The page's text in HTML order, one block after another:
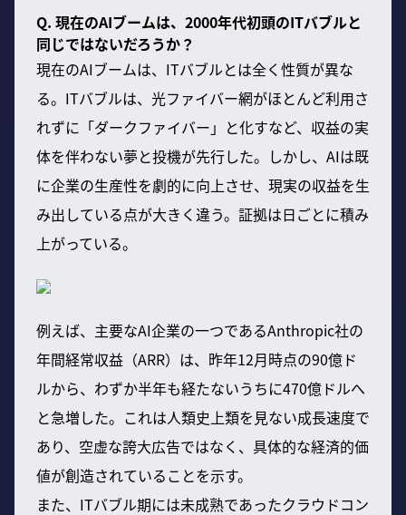
Q. 現在のAIブームは、2000年代初頭のITバブルと
同じではないだろうか？
現在のAIブームは、ITバブルとは全く性質が異な
る。ITバブルは、光ファイバー網がほとんど利用さ
れずに「ダークファイバー」と化すなど、収益の実
体を伴わない夢と投機が先行した。しかし、AIは既
に企業の生産性を劇的に向上させ、現実の収益を生
み出している点が大きく違う。証拠は日ごとに積み
上がっている。
例えば、主要なAI企業の一つであるAnthropic社の
年間経常収益（ARR）は、昨年12月時点の90億ド
ルから、わずか半年も経たないうちに470億ドルへ
と急増した。これは人類史上類を見ない成長速度で
あり、空虚な誇大広告ではなく、具体的な経済的価
値が創造されていることを示す。
また、ITバブル期には未成熟であったクラウドコン